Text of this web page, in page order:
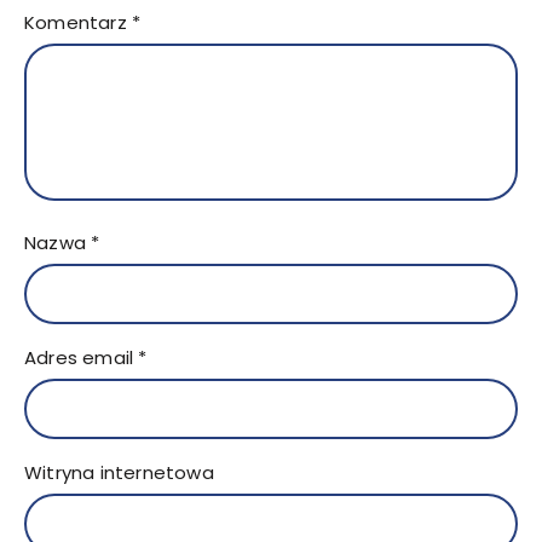
Komentarz *
Nazwa *
Adres email *
Witryna internetowa